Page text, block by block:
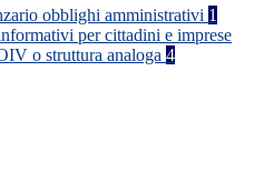
obblighi amministrativi 1
per cittadini e imprese
o struttura analoga 4